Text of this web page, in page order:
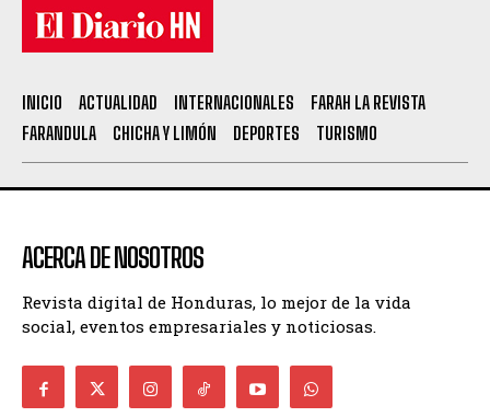
INICIO ACTUALIDAD INTERNACIONALES
FARAH LA REVISTA
FARANDULA
CHICHA Y LIMÓN DEPORTES TURISMO
ACERCA DE NOSOTROS
Revista digital de Honduras, lo mejor de la vida
social, eventos empresariales y noticiosas.